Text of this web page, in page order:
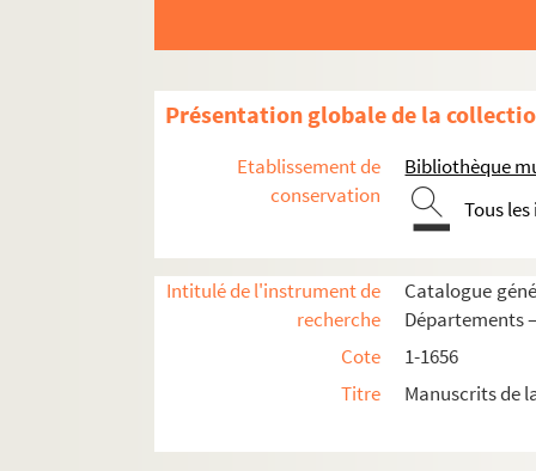
Présentation globale de la
Etablissement de
conservation
Bibliothèque
Tous
Intitulé de l'instrument de
recherche
Catalogue
Départements
Cote
1-1656
Titre
Manuscrits de
1483. « Catalogus librorum bibliothecae
1485. « Catalogus librorum bibliothecae
1486. « Catalogus librorum bibliothecae
1487. « Bibliotheca Oratoriana, sive catalogus
1488. Catalogue des livres d'une
1489. « Catalogue des livres de l'émigré Olive,
1492. Copies, qui ont servi pour la publication